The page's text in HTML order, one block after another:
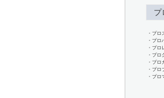
プ
・プロ
・プロ
・プ
・プロ
・プ
・プロ
・プロ